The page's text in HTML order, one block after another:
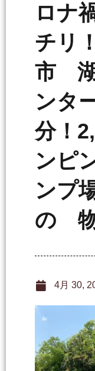
ロナ
チリ
市
ンタ
分！
ンピ
ンプ
の 物
4月 30,